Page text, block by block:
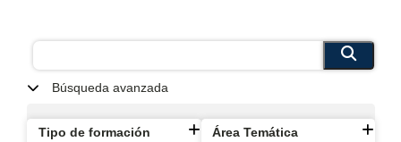
Búsqueda avanzada
Tipo de formación Área Temática